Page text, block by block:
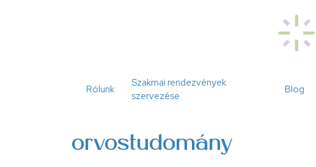
Rólunk
Szakmai rendezvények
szervezése
Blog
orvostudomány